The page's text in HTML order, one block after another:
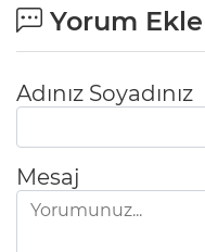
Yorum Ekle
Adınız Soyadınız
Mesaj